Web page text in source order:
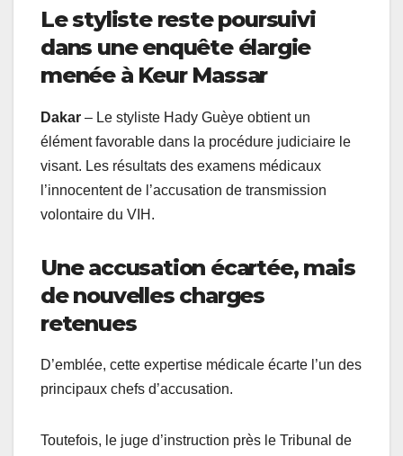
Le styliste reste poursuivi
dans une enquête élargie
menée à Keur Massar
Dakar – Le styliste Hady Guèye obtient un
élément favorable dans la procédure judiciaire le
visant. Les résultats des examens médicaux
l’innocentent de l’accusation de transmission
volontaire du VIH.
Une accusation écartée, mais
de nouvelles charges
retenues
D’emblée, cette expertise médicale écarte l’un des
principaux chefs d’accusation.
Toutefois, le juge d’instruction près le Tribunal de